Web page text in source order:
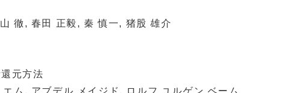
徹, 春田 正毅, 秦 慎一, 猪股 雄介
元方法
ム. アブデル メイジド, ロルフ ユルゲン ベーム